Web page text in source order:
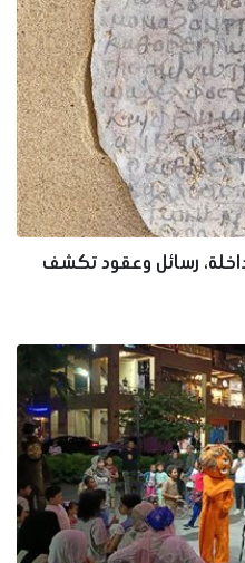
رسائل وعقود تكشف